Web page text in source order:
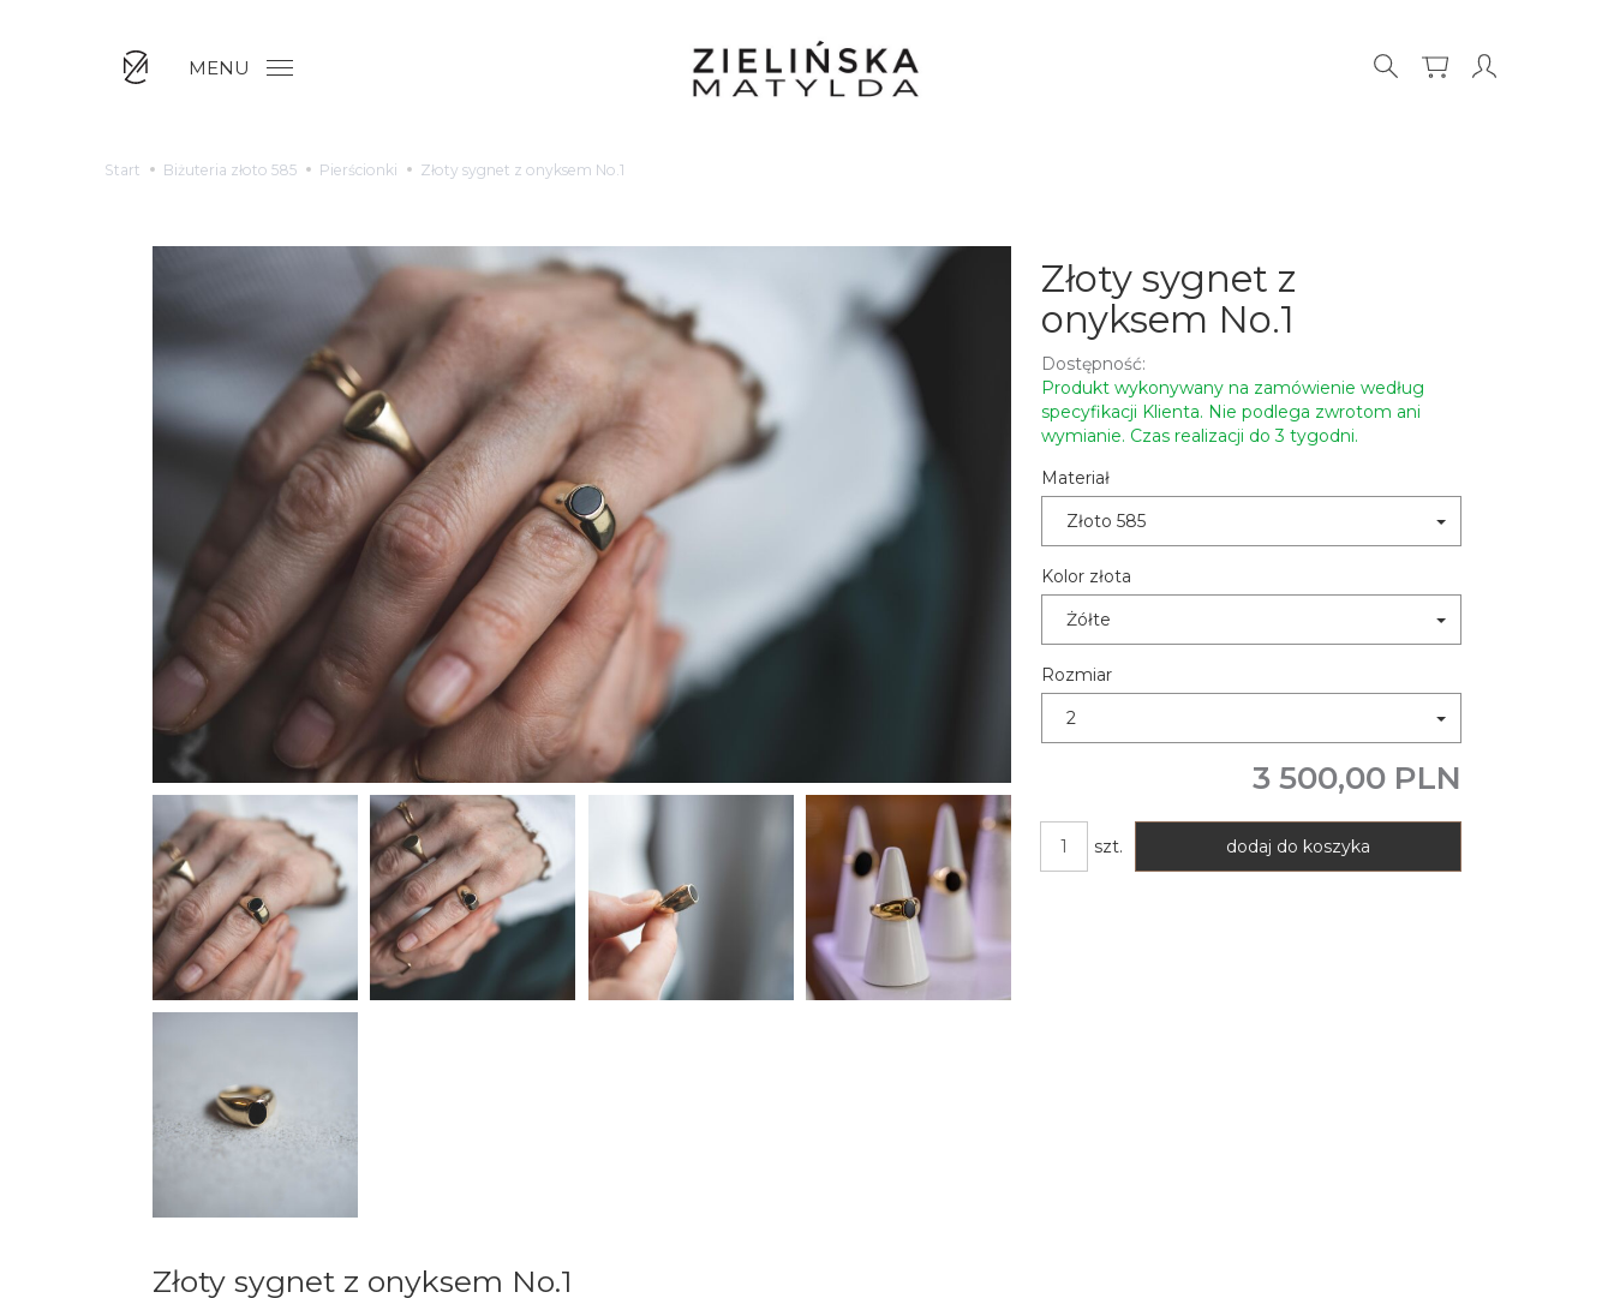
MENU
Start Biżuteria złoto 585 Pierścionki Złoty sygnet z onyksem No.1
Złoty sygnet z
onyksem No.1
Dostępność:
Produkt wykonywany na zamówienie według
specyfikacji Klienta. Nie podlega zwrotom ani
wymianie. Czas realizacji do 3 tygodni.
Materiał
Złoto 585
Kolor złota
Żółte
Rozmiar
2
3 500,00 PLN
szt. dodaj do koszyka
Złoty sygnet z onyksem No.1